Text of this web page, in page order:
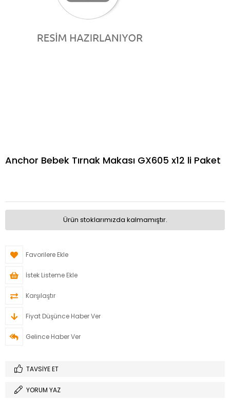
Anchor Bebek Tırnak Makası GX605 x12 li Paket
Ürün stoklarımızda kalmamıştır.
Favorilere Ekle
İstek Listeme Ekle
Karşılaştır
Fiyat Düşünce Haber Ver
Gelince Haber Ver
TAVSIYE ET
YORUM YAZ